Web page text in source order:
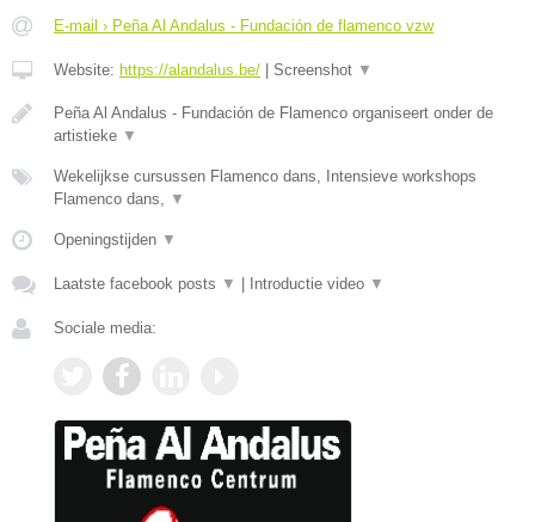
E-mail › Peña Al Andalus - Fundación de flamenco vzw
Website: https://alandalus.be/ | Screenshot ▼
Peña Al Andalus - Fundación de Flamenco organiseert onder de
artistieke ▼
Wekelijkse cursussen Flamenco dans, Intensieve workshops
Flamenco dans,
▼
Openingstijden ▼
Laatste facebook posts ▼ | Introductie video ▼
Sociale media: